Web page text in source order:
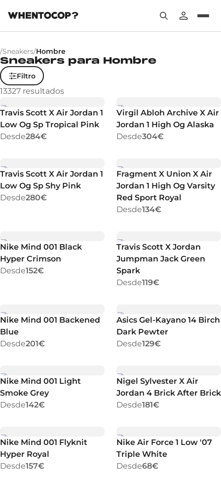
/Sneakers/Hombre
Sneakers para Hombre
Filtro
13327 resultados
Travis Scott X Air Jordan 1
Low Og Sp Tropical Pink
Desde284€
Virgil Abloh Archive X Air
Jordan 1 High Og Alaska
Desde304€
Travis Scott X Air Jordan 1
Low Og Sp Shy Pink
Desde280€
Fragment X Union X Air
Jordan 1 High Og Varsity
Red Sport Royal
Desde134€
Nike Mind 001 Black
Hyper Crimson
Desde152€
Travis Scott X Jordan
Jumpman Jack Green
Spark
Desde119€
Nike Mind 001 Backened
Blue
Desde201€
Asics Gel-Kayano 14 Birch
Dark Pewter
Desde129€
Nike Mind 001 Light
Smoke Grey
Desde142€
Nigel Sylvester X Air
Jordan 4 Brick After Brick
Desde181€
Nike Mind 001 Flyknit
Hyper Royal
Desde157€
Nike Air Force 1 Low '07
Triple White
Desde68€